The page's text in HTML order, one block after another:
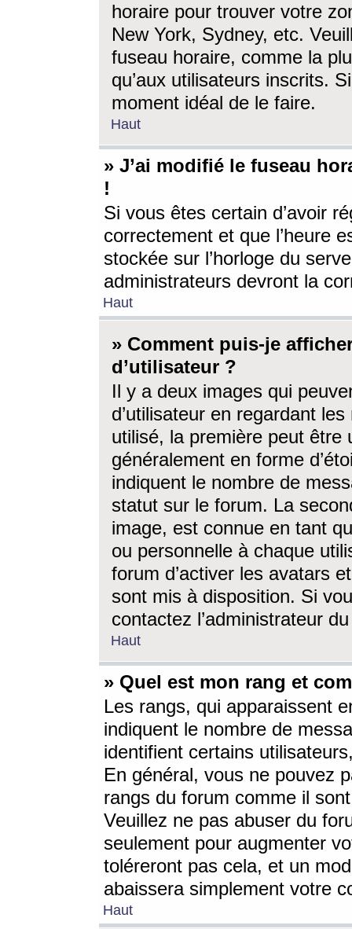
horaire pour trouver votre
New York, Sydney, etc.
fuseau horaire, comme la
qu’aux utilisateurs inscrits.
moment idéal de le faire.
Haut
» J’ai modifié le fuseau
!
Si vous êtes certain d’avoir
correctement et que l’heure
stockée sur l’horloge du
administrateurs devront la
Haut
» Comment puis-je
d’utilisateur ?
Il y a deux images qui
d’utilisateur en regardant
utilisé, la première peut être
généralement en forme
indiquent le nombre de
statut sur le forum. La
image, est connue en tant
ou personnelle à chaque
forum d’activer les avatars
sont mis à disposition. Si
contactez l’administrateur
Haut
» Quel est mon rang et
Les rangs, qui apparaissent
indiquent le nombre de
identifient certains
En général, vous ne pouvez
rangs du forum comme il
Veuillez ne pas abuser du
seulement pour augmenter
toléreront pas cela, et un
abaissera simplement votre
Haut